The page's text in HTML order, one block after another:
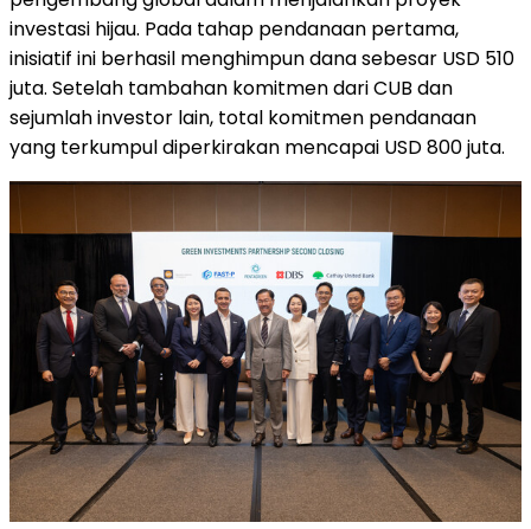
investasi hijau. Pada tahap pendanaan pertama,
inisiatif ini berhasil menghimpun dana sebesar USD 510
juta. Setelah tambahan komitmen dari CUB dan
sejumlah investor lain, total komitmen pendanaan
yang terkumpul diperkirakan mencapai USD 800 juta.